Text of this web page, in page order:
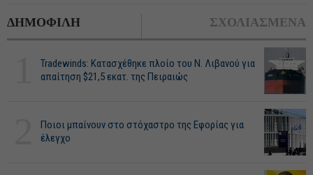
ΔΗΜΟΦΙΛΗ ΣΧΟΛΙΑΣΜΕΝΑ
Tradewinds: Κατασχέθηκε πλοίο του Ν. Λιβανού για
απαίτηση $21,5 εκατ. της Πειραιώς
Ποιοι μπαίνουν στο στόχαστρο της Εφορίας για
έλεγχο